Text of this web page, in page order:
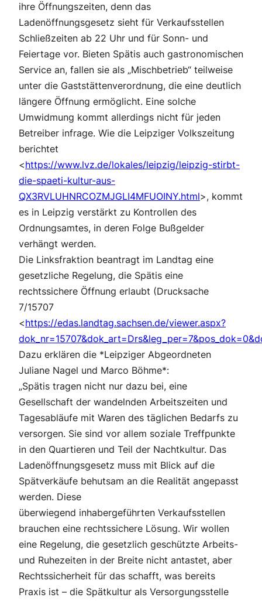
ihre Öffnungszeiten, denn das
Ladenöffnungsgesetz sieht für Verkaufsstellen
Schließzeiten ab 22 Uhr und für Sonn- und
Feiertage vor. Bieten Spätis auch gastronomischen
Service an, fallen sie als „Mischbetrieb“ teilweise
unter die Gaststättenverordnung, die eine deutlich
längere Öffnung ermöglicht. Eine solche
Umwidmung kommt allerdings nicht für jeden
Betreiber infrage. Wie die Leipziger Volkszeitung
berichtet
<https://www.lvz.de/lokales/leipzig/leipzig-stirbt-
die-spaeti-kultur-aus-
QX3RVLUHNRCOZMJGLI4MFUOINY.html>, kommt
es in Leipzig verstärkt zu Kontrollen des
Ordnungsamtes, in deren Folge Bußgelder
verhängt werden.
Die Linksfraktion beantragt im Landtag eine
gesetzliche Regelung, die Spätis eine
rechtssichere Öffnung erlaubt (Drucksache
7/15707
<https://edas.landtag.sachsen.de/viewer.aspx?
Dazu erklären die *Leipziger Abgeordneten
Juliane Nagel und Marco Böhme*:
„Spätis tragen nicht nur dazu bei, eine
Gesellschaft der wandelnden Arbeitszeiten und
Tagesabläufe mit Waren des täglichen Bedarfs zu
versorgen. Sie sind vor allem soziale Treffpunkte
in den Quartieren und Teil der Nachtkultur. Das
Ladenöffnungsgesetz muss mit Blick auf die
Spätverkäufe behutsam an die Realität angepasst
werden. Diese
überwiegend inhabergeführten Verkaufsstellen
brauchen eine rechtssichere Lösung. Wir wollen
eine Regelung, die gesetzlich geschützte Arbeits-
und Ruhezeiten in der Breite nicht antastet, aber
Rechtssicherheit für das schafft, was bereits
Praxis ist – die Spätkultur als Versorgungsstelle